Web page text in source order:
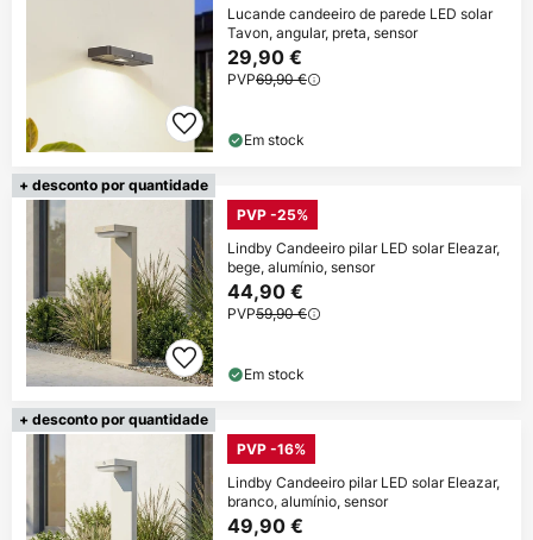
Lucande candeeiro de parede LED solar
Tavon, angular, preta, sensor
29,90 €
PVP69,90 €
Em stock
+ desconto por quantidade
PVP -25%
Lindby Candeeiro pilar LED solar Eleazar,
bege, alumínio, sensor
44,90 €
PVP59,90 €
Em stock
+ desconto por quantidade
PVP -16%
Lindby Candeeiro pilar LED solar Eleazar,
branco, alumínio, sensor
49,90 €